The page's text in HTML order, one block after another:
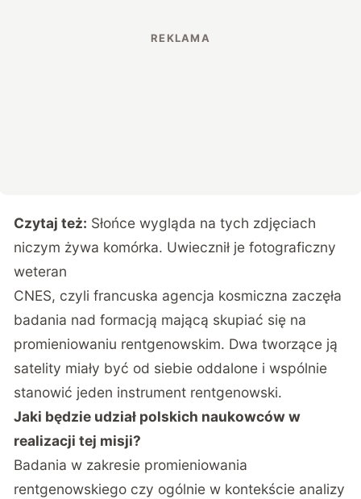
Czytaj też: Słońce wygląda na tych zdjęciach
niczym żywa komórka. Uwiecznił je fotograficzny
weteran
CNES, czyli francuska agencja kosmiczna zaczęła
badania nad formacją mającą skupiać się na
promieniowaniu rentgenowskim. Dwa tworzące ją
satelity miały być od siebie oddalone i wspólnie
stanowić jeden instrument rentgenowski.
Jaki będzie udział polskich naukowców w
realizacji tej misji?
Badania w zakresie promieniowania
rentgenowskiego czy ogólnie w kontekście analizy